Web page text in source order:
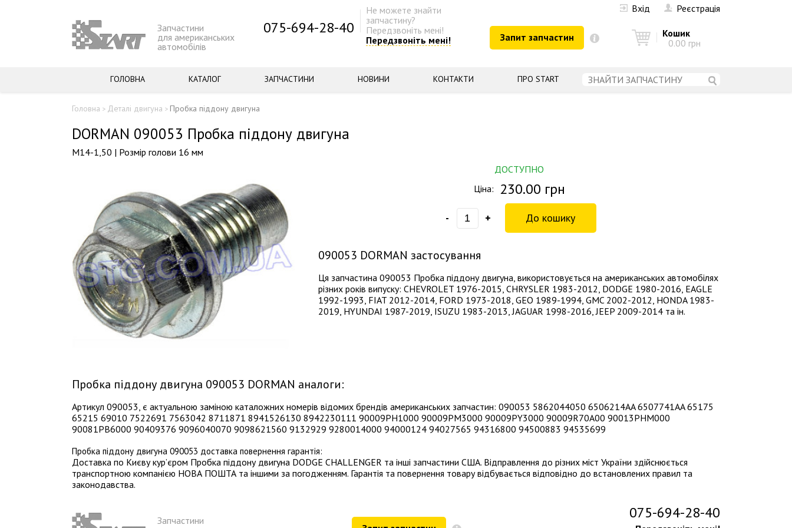
Вхід
Реєстрація
Запчастини
для американських
автомобілів
075-694-28-40
Не можете знайти
запчастину?
Передзвоніть мені!
Передзвоніть мені!
Запит запчастин
Кошик
0.00 грн
ГОЛОВНА КАТАЛОГ ЗАПЧАСТИНИ НОВИНИ КОНТАКТИ ПРО START
Головна > Деталі двигуна > Пробка піддону двигуна
DORMAN 090053 Пробка піддону двигуна
М14-1,50 | Розмір голови 16 мм
ДОСТУПНО
Ціна: 230.00 грн
- +
090053 DORMAN застосування
Ця запчастина 090053 Пробка піддону двигуна, використовується на американських автомобілях
різних років випуску: CHEVROLET 1976-2015, CHRYSLER 1983-2012, DODGE 1980-2016, EAGLE
1992-1993, FIAT 2012-2014, FORD 1973-2018, GEO 1989-1994, GMC 2002-2012, HONDA 1983-
2019, HYUNDAI 1987-2019, ISUZU 1983-2013, JAGUAR 1998-2016, JEEP 2009-2014 та ін.
Пробка піддону двигуна 090053 DORMAN аналоги:
Артикул 090053, є актуальною заміною каталожних номерів відомих брендів американських запчастин: 090053 5862044050 6506214AA 6507741AA 65175
65215 69010 7522691 7563042 8711871 8941526130 8942230111 90009PH1000 90009PM3000 90009PY3000 90009R70A00 90013PHM000
90081PB6000 90409376 9096040070 9098621560 9132929 9280014000 94000124 94027565 94316800 94500883 94535699
Пробка піддону двигуна 090053 доставка повернення гарантія:
Доставка по Києву кур’єром Пробка піддону двигуна DODGE CHALLENGER та інші запчастини США. Відправлення до різних міст України здійснюється
транспортною компанією НОВА ПОШТА та іншими за погодженням. Гарантія та повернення товару відбувається відповідно до встановлених правил та
законодавства.
Запчастини
075-694-28-40